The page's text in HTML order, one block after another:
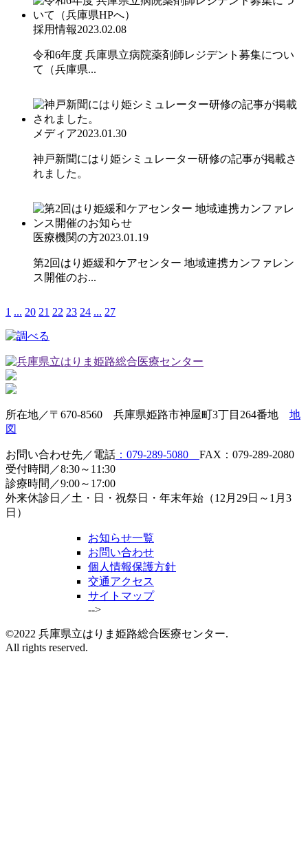
採用情報2023.02.08
令和6年度 兵庫県立病院薬剤師レジデント募集につい
て（兵庫県...
メディア2023.01.30
神戸新聞にはり姫シミュレーター研修の記事が掲載さ
れました。
医療機関の方2023.01.19
第2回はり姫緩和ケアセンター 地域連携カンファレン
ス開催のお...
1 ... 20 21 22 23 24 ... 27
所在地／〒670-8560 兵庫県姫路市神屋町3丁目264番地 地
図
お問い合わせ先／電話 ：079-289-5080 FAX：079-289-2080
受付時間／8:30～11:30
診療時間／9:00～17:00
外来休診日／土・日・祝祭日・年末年始（12月29日～1月3
日）
お知らせ一覧
お問い合わせ
個人情報保護方針
交通アクセス
サイトマップ
-->
©2022 兵庫県立はりま姫路総合医療センター.
All rights reserved.